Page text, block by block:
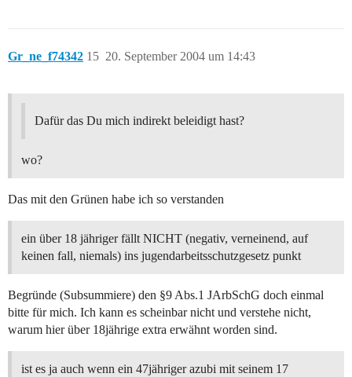
Gr_ne_f74342 20. September 2004 um 14:43
15
Dafür das Du mich indirekt beleidigt hast?
wo?
Das mit den Grünen habe ich so verstanden
ein über 18 jähriger fällt NICHT (negativ, verneinend, auf
keinen fall, niemals) ins jugendarbeitsschutzgesetz punkt
Begründe (Subsummiere) den §9 Abs.1 JArbSchG doch einmal
bitte für mich. Ich kann es scheinbar nicht und verstehe nicht,
warum hier über 18jährige extra erwähnt worden sind.
ist es ja auch wenn ein 47jähriger azubi mit seinem 17